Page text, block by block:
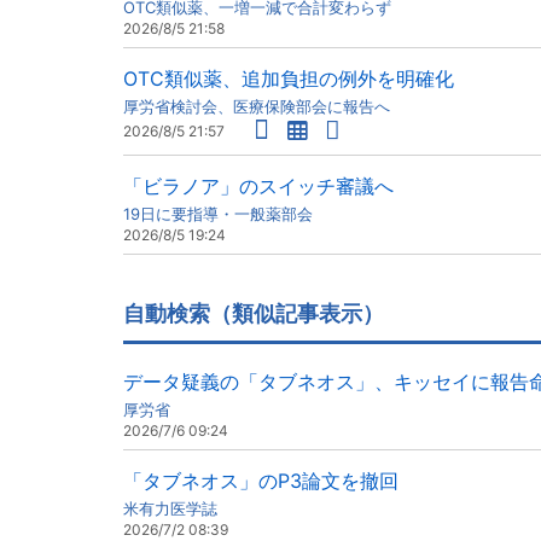
OTC類似薬、一増一減で合計変わらず
2026/8/5 21:58
OTC類似薬、追加負担の例外を明確化
厚労省検討会、医療保険部会に報告へ
2026/8/5 21:57
「ビラノア」のスイッチ審議へ
19日に要指導・一般薬部会
2026/8/5 19:24
自動検索（類似記事表示）
データ疑義の「タブネオス」、キッセイに報告
厚労省
2026/7/6 09:24
「タブネオス」のP3論文を撤回
米有力医学誌
2026/7/2 08:39